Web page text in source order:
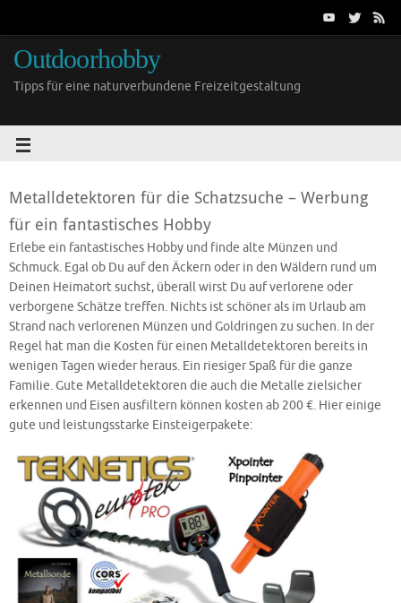
Outdoorhobby
Tipps für eine naturverbundene Freizeitgestaltung
Metalldetektoren für die Schatzsuche – Werbung
für ein fantastisches Hobby
Erlebe ein fantastisches Hobby und finde alte Münzen und
Schmuck. Egal ob Du auf den Äckern oder in den Wäldern rund um
Deinen Heimatort suchst, überall wirst Du auf verlorene oder
verborgene Schätze treffen. Nichts ist schöner als im Urlaub am
Strand nach verlorenen Münzen und Goldringen zu suchen. In der
Regel hat man die Kosten für einen Metalldetektoren bereits in
wenigen Tagen wieder heraus. Ein riesiger Spaß für die ganze
Familie. Gute Metalldetektoren die auch die Metalle zielsicher
erkennen und Eisen ausfiltern können kosten ab 200 €. Hier einige
gute und leistungsstarke Einsteigerpakete: